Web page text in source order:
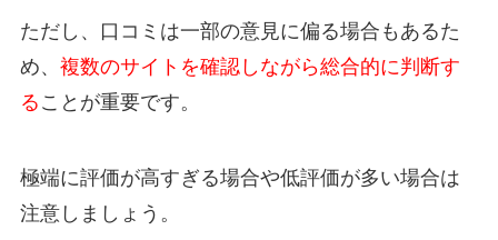
ただし、口コミは一部の意見に偏る場合もあるた
め、 複数のサイトを確認しながら総合的に判断す
る ことが重要です。
極端に評価が高すぎる場合や低評価が多い場合は
注意しましょう。